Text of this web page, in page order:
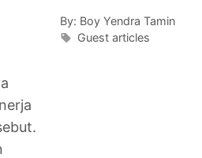
By: Boy Yendra Tamin
Guest articles